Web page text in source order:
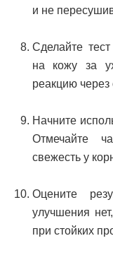
и не
Сделайте
на кожу за
реакцию через
Начните
Отмечайте
свежесть у
Оцените
улучшения
при стойких